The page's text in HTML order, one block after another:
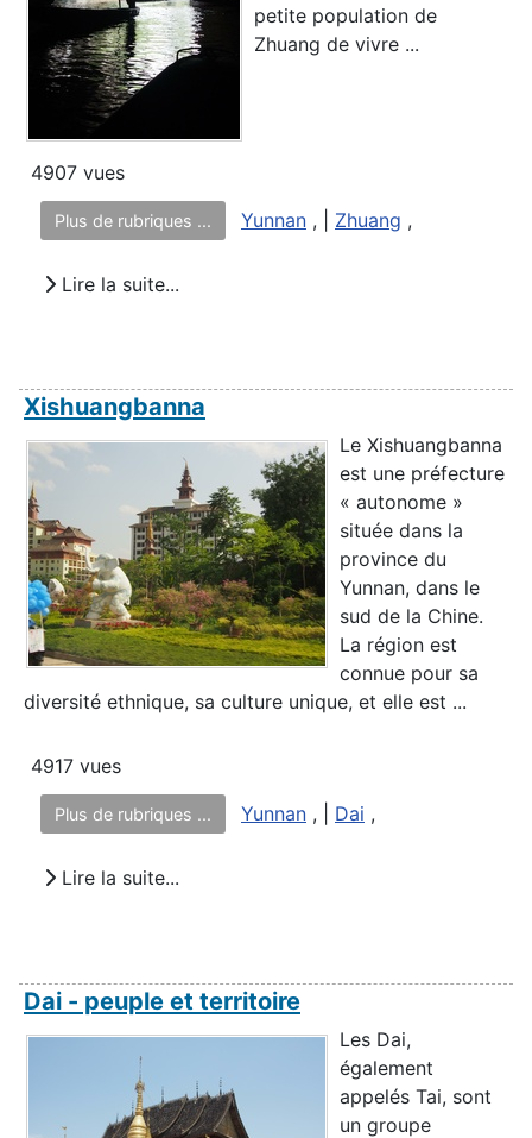
petite population de
Zhuang de vivre ...
4907 vues
Plus de rubriques ... Yunnan , | Zhuang ,
Lire la suite...
Xishuangbanna
Le Xishuangbanna
est une préfecture
« autonome »
située dans la
province du
Yunnan, dans le
sud de la Chine.
La région est
connue pour sa
diversité ethnique, sa culture unique, et elle est ...
4917 vues
Plus de rubriques ... Yunnan , | Dai ,
Lire la suite...
Dai - peuple et territoire
Les Dai,
également
appelés Tai, sont
un groupe